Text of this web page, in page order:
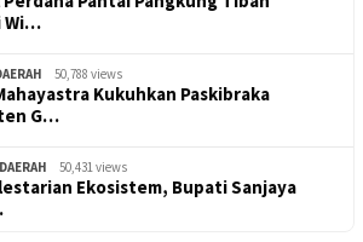
Wi…
50,788 views
Kukuhkan Paskibraka
G…
DAERAH 50,431 views
Ekosistem, Bupati Sanjaya